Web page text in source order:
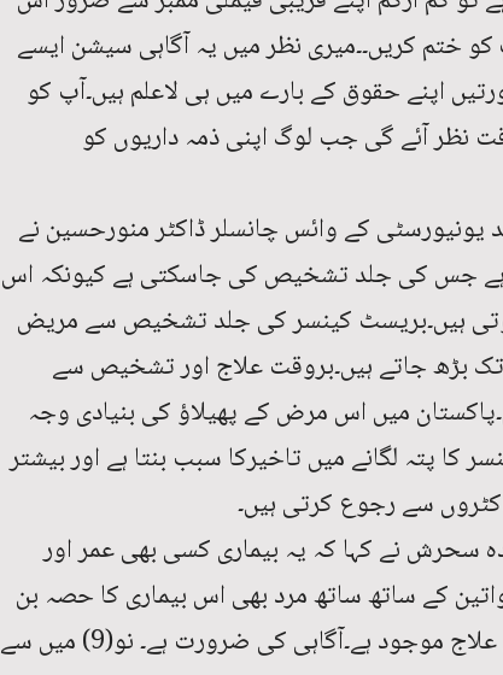
ختم کریں۔۔میری نظر میں یہ آگاہی سیشن ایسے
اپنے حقوق کے بارے میں ہی لاعلم ہیں۔آپ کو
نظر آئے گی جب لوگ اپنی ذمہ داریوں کو
کے وائس چانسلر ڈاکٹر منورحسین نے
ہے جس کی جلد تشخیص کی جاسکتی ہے کیونکہ اس
ہیں۔بریسٹ کینسر کی جلد تشخیص سے مریض
کے امکانات90 فیصدتک بڑھ جاتے ہیں۔بروقت علاج اور تشخیص سے
میں اس مرض کے پھیلاؤ کی بنیادی وجہ
کا پتہ لگانے میں تاخیرکا سبب بنتا ہے اور بیشتر
سے رجوع کرتی ہیں۔
سحرش نے کہا کہ یہ بیماری کسی بھی عمر اور
کے ساتھ ساتھ مرد بھی اس بیماری کا حصہ بن
رہے ہیں۔پاکستان میں اس کا بہترین علاج موجود ہے۔آگاہی کی ضرورت ہے۔ نو(9) میں سے